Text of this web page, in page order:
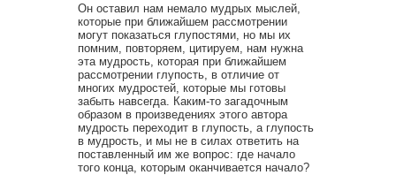
Он оставил нам немало мудрых мыслей,
которые при ближайшем рассмотрении
могут показаться глупостями, но мы их
помним, повторяем, цитируем, нам нужна
эта мудрость, которая при ближайшем
рассмотрении глупость, в отличие от
многих мудростей, которые мы готовы
забыть навсегда. Каким-то загадочным
образом в произведениях этого автора
мудрость переходит в глупость, а глупость
в мудрость, и мы не в силах ответить на
поставленный им же вопрос: где начало
того конца, которым оканчивается начало?